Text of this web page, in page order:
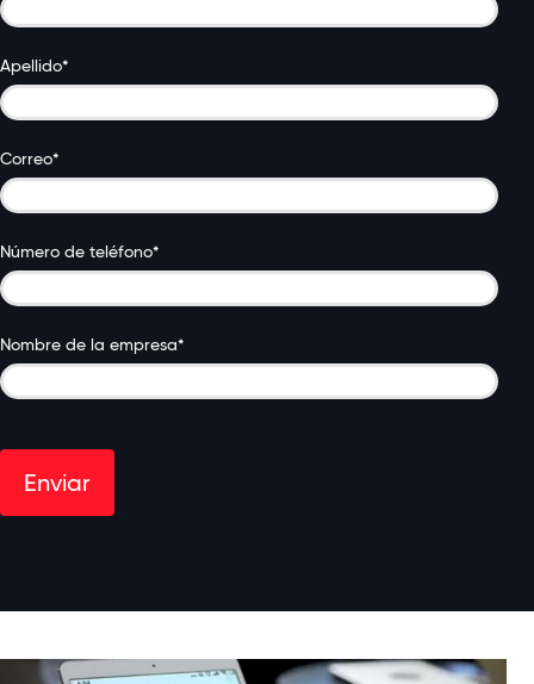
Apellido*
Correo*
Número de teléfono*
Nombre de la empresa*